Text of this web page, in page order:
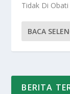
Tidak Di
BACA
BERITA